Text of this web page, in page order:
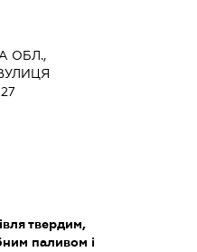
ОБЛ.,
твердим,
паливом і